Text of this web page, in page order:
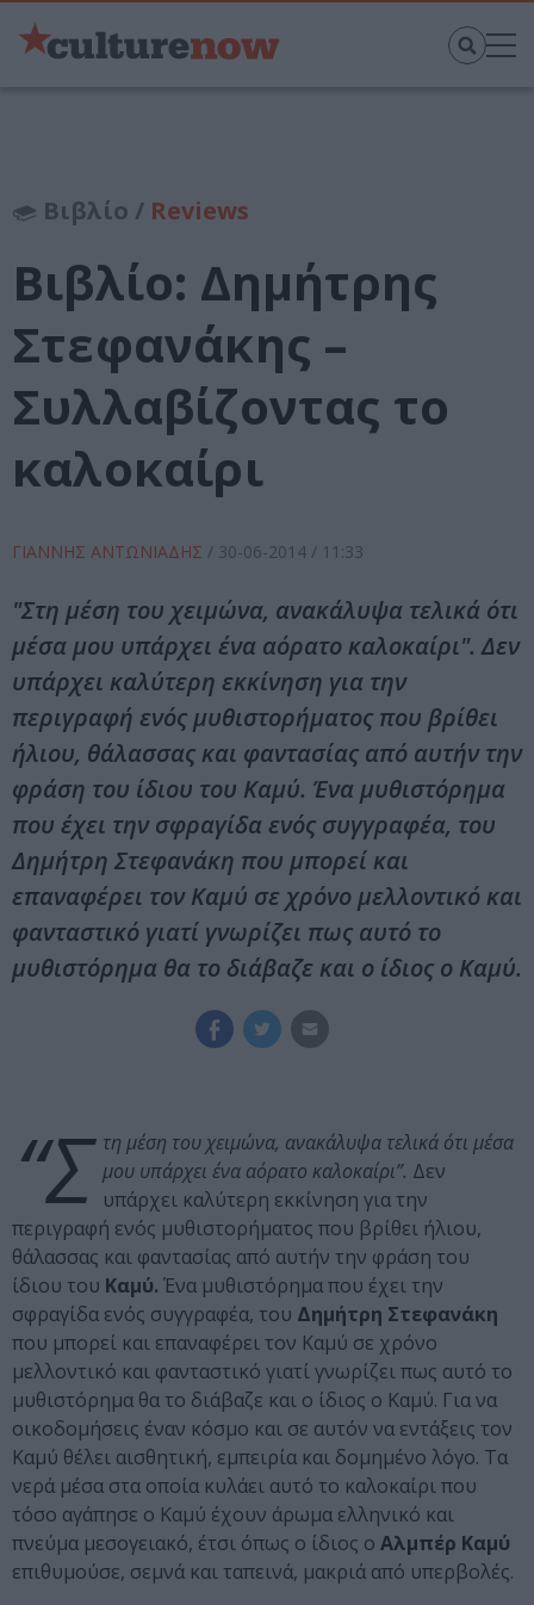
Βιβλίο / Reviews
Βιβλίο: Δημήτρης
Στεφανάκης –
Συλλαβίζοντας το
καλοκαίρι
ΓΙΑΝΝΗΣ ΑΝΤΩΝΙΑΔΗΣ / 30-06-2014 / 11:33
"Στη μέση του χειμώνα, ανακάλυψα τελικά ότι
μέσα μου υπάρχει ένα αόρατο καλοκαίρι". Δεν
υπάρχει καλύτερη εκκίνηση για την
περιγραφή ενός μυθιστορήματος που βρίθει
ήλιου, θάλασσας και φαντασίας από αυτήν την
φράση του ίδιου του Καμύ. Ένα μυθιστόρημα
που έχει την σφραγίδα ενός συγγραφέα, του
Δημήτρη Στεφανάκη που μπορεί και
επαναφέρει τον Καμύ σε χρόνο μελλοντικό και
φανταστικό γιατί γνωρίζει πως αυτό το
μυθιστόρημα θα το διάβαζε και ο ίδιος ο Καμύ.
“Σ τη μέση του χειμώνα, ανακάλυψα τελικά ότι μέσα
μου υπάρχει ένα αόρατο καλοκαίρι”. Δεν
υπάρχει καλύτερη εκκίνηση για την
περιγραφή ενός μυθιστορήματος που βρίθει ήλιου,
θάλασσας και φαντασίας από αυτήν την φράση του
ίδιου του Καμύ. Ένα μυθιστόρημα που έχει την
σφραγίδα ενός συγγραφέα, του Δημήτρη Στεφανάκη
που μπορεί και επαναφέρει τον Καμύ σε χρόνο
μελλοντικό και φανταστικό γιατί γνωρίζει πως αυτό το
μυθιστόρημα θα το διάβαζε και ο ίδιος ο Καμύ. Για να
οικοδομήσεις έναν κόσμο και σε αυτόν να εντάξεις τον
Καμύ θέλει αισθητική, εμπειρία και δομημένο λόγο. Τα
νερά μέσα στα οποία κυλάει αυτό το καλοκαίρι που
τόσο αγάπησε ο Καμύ έχουν άρωμα ελληνικό και
πνεύμα μεσογειακό, έτσι όπως ο ίδιος ο Αλμπέρ Καμύ
επιθυμούσε, σεμνά και ταπεινά, μακριά από υπερβολές.